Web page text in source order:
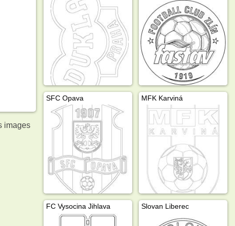
images
SFC Opava MFK Karviná
FC Vysocina Jihlava Slovan Liberec